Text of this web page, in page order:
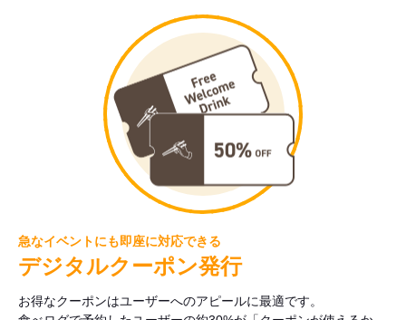
急なイベントにも即座に対応できる
デジタルクーポン発行
お得なクーポンはユーザーへのアピールに最適です。